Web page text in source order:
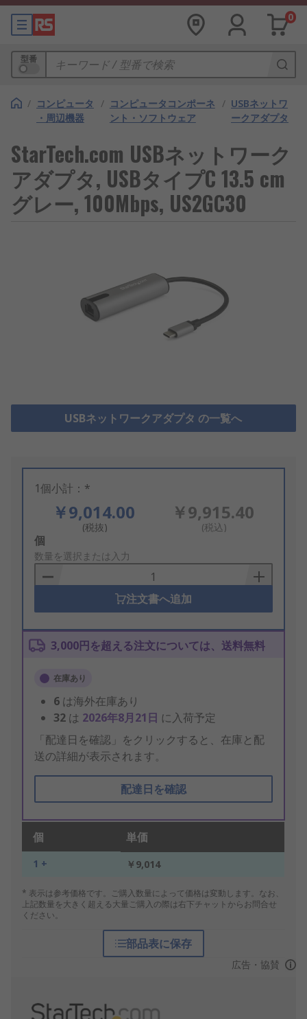
0
型番
/ コンピュータ
・周辺機器
/ コンピュータコンポーネ
ント・ソフトウェア
/ USBネットワ
ークアダプタ
StarTech.com USBネットワーク
アダプタ, USBタイプC 13.5 cm
グレー, 100Mbps, US2GC30
USBネットワークアダプタ の一覧へ
1個小計：*
￥9,014.00
(税抜)
￥9,915.40
(税込)
Add
to
Basket
個
数量を選択または入力
注文書へ追加
3,000円を超える注文については、送料無料
在庫あり
6 は海外在庫あり
32 は 2026年8月21日 に入荷予定
「配達日を確認」をクリックすると、在庫と配
送の詳細が表示されます。
配達日を確認
個 単価
1 + ￥9,014
* 表示は参考価格です。ご購入数量によって価格は変動します。なお、
上記数量を大きく超える大量ご購入の際は右下チャットからお問合せ
ください。
部品表に保存
広告・協賛